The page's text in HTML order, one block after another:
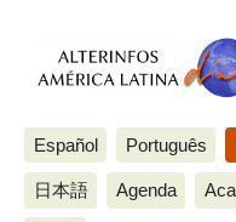
Español Português
日本語 Agenda